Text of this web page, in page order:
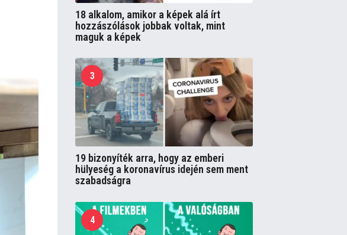
18 alkalom, amikor a képek alá írt
hozzászólások jobbak voltak, mint
maguk a képek
3
19 bizonyíték arra, hogy az emberi
hülyeség a koronavírus idején sem ment
szabadságra
4